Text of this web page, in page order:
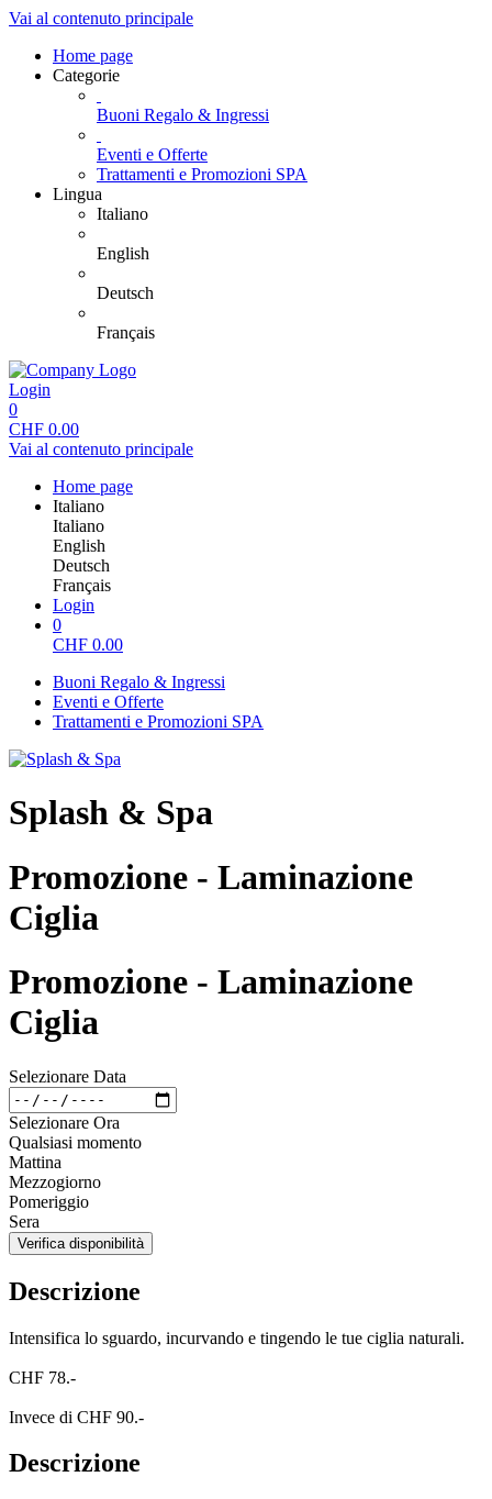
Vai al contenuto principale
Home page
Categorie
Buoni Regalo & Ingressi
Eventi e Offerte
Trattamenti e Promozioni SPA
Lingua
Italiano
English
Deutsch
Français
Login
0
CHF 0.00
Vai al contenuto principale
Home page
Italiano
Italiano
English
Deutsch
Français
Login
0
CHF 0.00
Buoni Regalo & Ingressi
Eventi e Offerte
Trattamenti e Promozioni SPA
Splash & Spa
Promozione - Laminazione
Ciglia
Promozione - Laminazione
Ciglia
Selezionare Data
Selezionare Ora
Qualsiasi momento
Mattina
Mezzogiorno
Pomeriggio
Sera
Verifica disponibilità
Descrizione
Intensifica lo sguardo, incurvando e tingendo le tue ciglia naturali.
CHF 78.-
Invece di CHF 90.-
Descrizione